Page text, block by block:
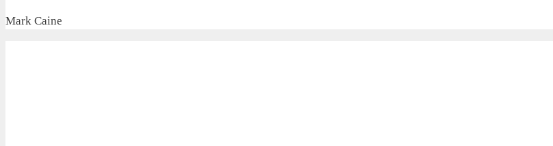
Mark Caine